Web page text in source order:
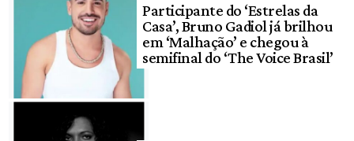
Participante do ‘Estrelas da
Casa’, Bruno Gadiol já brilhou
em ‘Malhação’ e chegou à
semifinal do ‘The Voice Brasil’